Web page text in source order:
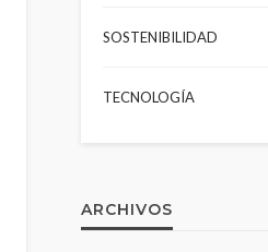
SOSTENIBILIDAD
TECNOLOGÍA
ARCHIVOS